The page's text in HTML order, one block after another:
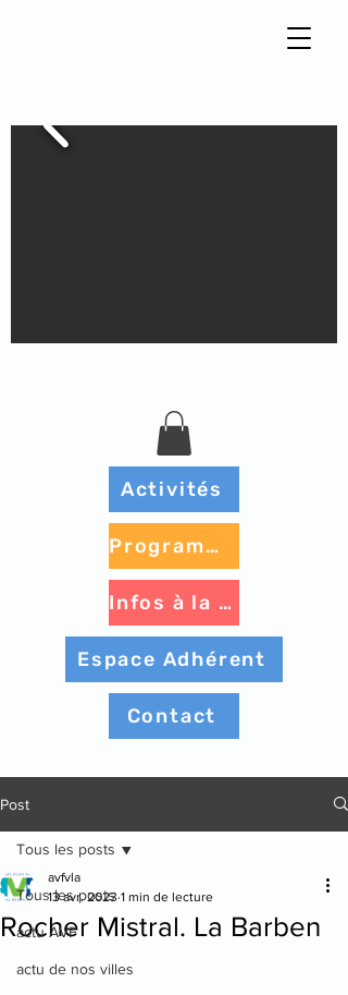
Activités
Contact
Espace Adhérent
Infos à la une
Programme à venir
Post
Tous les posts
actu AVF
actu de nos villes
Tous les posts
Rocher Mistral. La Barben
avfvla
13 avr. 2023 1 min de lecture